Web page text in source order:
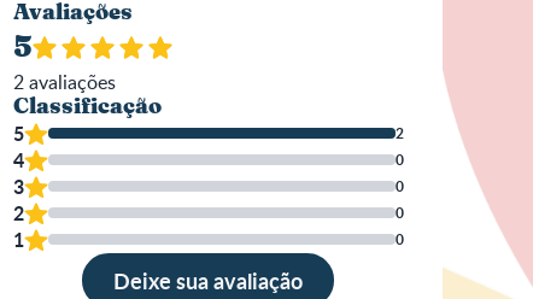
Avaliações
5
2avaliações
Classificação
5 2
4 0
3 0
2 0
1 0
Deixe sua avaliação
Nome
Escreva
opinião